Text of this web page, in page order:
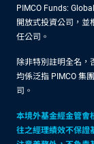
PIMCO Funds:
開放式投資公司，並
任公司。
除非特別註明全名，
均係泛指 PIMCO 集
司。
本境外基金經金管會
往之經理績效不保證